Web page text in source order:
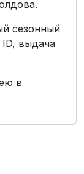
сезонный
ID, выдача
в